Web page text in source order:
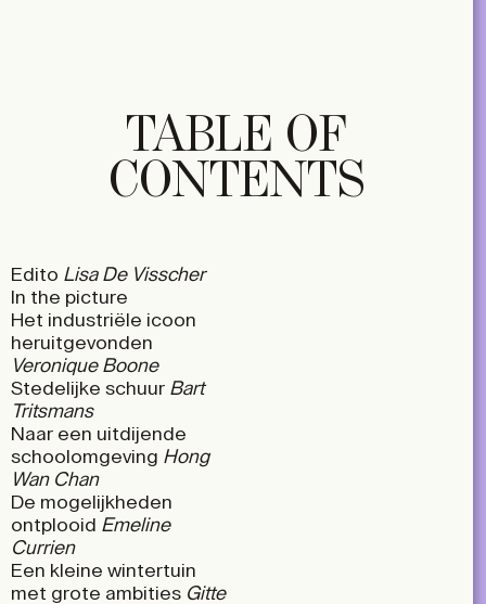
TABLE OF
CONTENTS
Edito Lisa De Visscher
In the picture
Het industriële icoon
heruitgevonden
Veronique Boone
Stedelijke schuur Bart
Tritsmans
Naar een uitdijende
schoolomgeving Hong
Wan Chan
De mogelijkheden
ontplooid Emeline
Currien
Een kleine wintertuin
met grote ambities Gitte